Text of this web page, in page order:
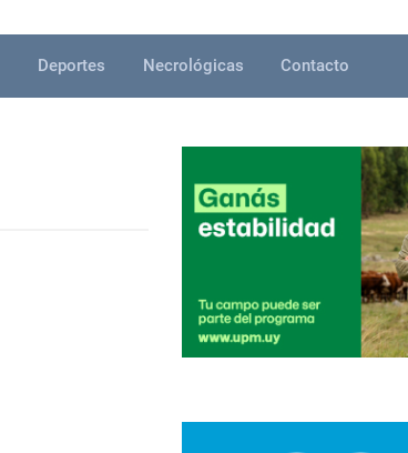
Deportes Necrológicas Contacto